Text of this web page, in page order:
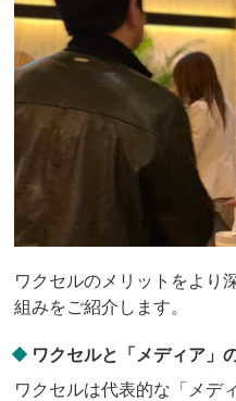
ワクセルのメリットをより
組みをご紹介します。
ワクセルと「メディア」
ワクセルは代表的な「メデ